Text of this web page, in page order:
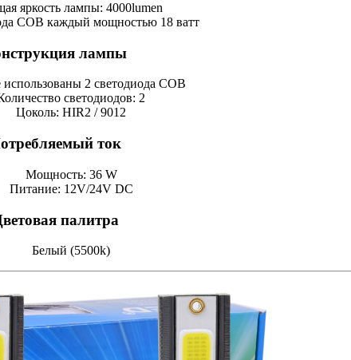
яркость лампы: 4000lumen
COB каждый мощностью 18 ватт
лампы
2 светодиодa COB
светодиодов: 2
Цоколь: HIR2 / 9012
ток
Мощность: 36 W
Питание: 12V/24V DC
палитра
Белый (5500k)